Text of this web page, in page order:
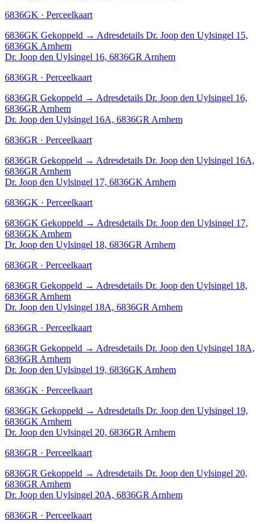
6836GK · Perceelkaart
6836GK Gekoppeld → Adresdetails Dr. Joop den Uylsingel 15,
6836GK Arnhem
Dr. Joop den Uylsingel 16, 6836GR Arnhem
6836GR · Perceelkaart
6836GR Gekoppeld → Adresdetails Dr. Joop den Uylsingel 16,
6836GR Arnhem
Dr. Joop den Uylsingel 16A, 6836GR Arnhem
6836GR · Perceelkaart
6836GR Gekoppeld → Adresdetails Dr. Joop den Uylsingel 16A,
6836GR Arnhem
Dr. Joop den Uylsingel 17, 6836GK Arnhem
6836GK · Perceelkaart
6836GK Gekoppeld → Adresdetails Dr. Joop den Uylsingel 17,
6836GK Arnhem
Dr. Joop den Uylsingel 18, 6836GR Arnhem
6836GR · Perceelkaart
6836GR Gekoppeld → Adresdetails Dr. Joop den Uylsingel 18,
6836GR Arnhem
Dr. Joop den Uylsingel 18A, 6836GR Arnhem
6836GR · Perceelkaart
6836GR Gekoppeld → Adresdetails Dr. Joop den Uylsingel 18A,
6836GR Arnhem
Dr. Joop den Uylsingel 19, 6836GK Arnhem
6836GK · Perceelkaart
6836GK Gekoppeld → Adresdetails Dr. Joop den Uylsingel 19,
6836GK Arnhem
Dr. Joop den Uylsingel 20, 6836GR Arnhem
6836GR · Perceelkaart
6836GR Gekoppeld → Adresdetails Dr. Joop den Uylsingel 20,
6836GR Arnhem
Dr. Joop den Uylsingel 20A, 6836GR Arnhem
6836GR · Perceelkaart